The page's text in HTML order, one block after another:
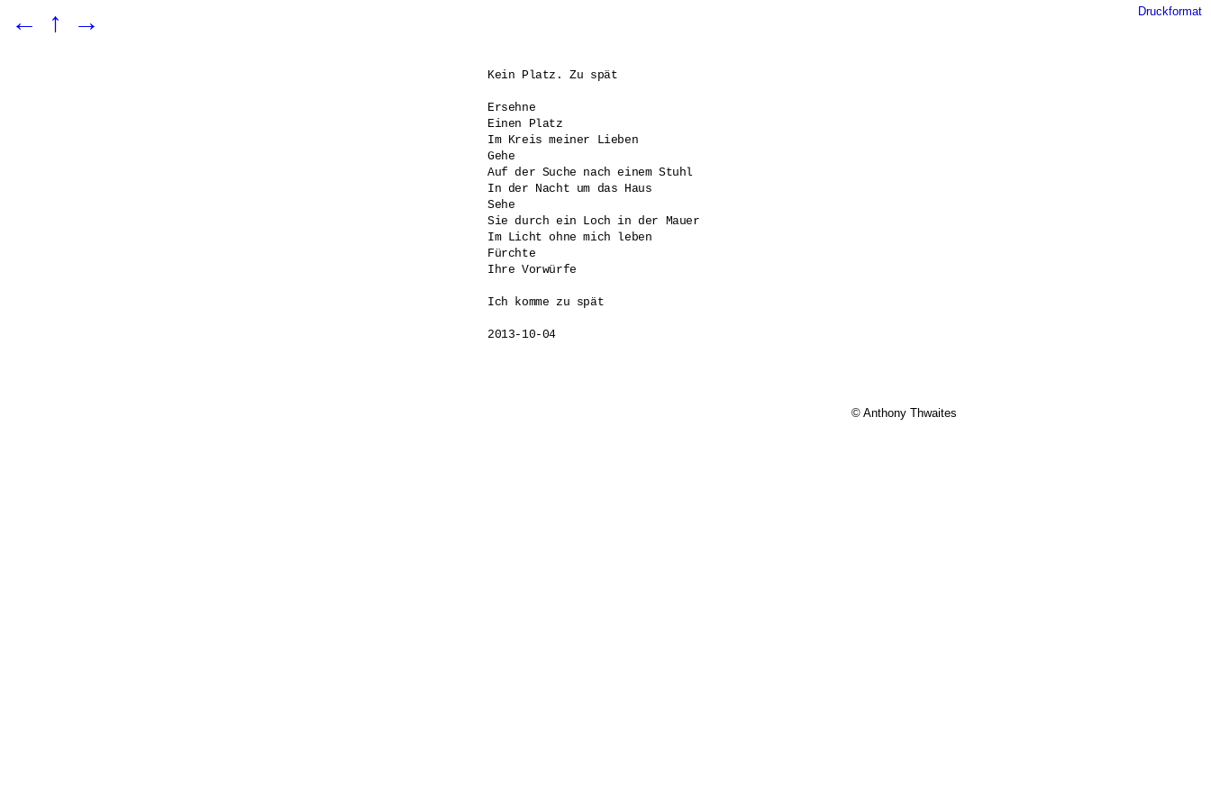
← ↑ → Druckformat
Kein Platz. Zu spät
Ersehne
Einen Platz
Im Kreis meiner Lieben
Gehe
Auf der Suche nach einem Stuhl
In der Nacht um das Haus
Sehe
Sie durch ein Loch in der Mauer
Im Licht ohne mich leben
Fürchte
Ihre Vorwürfe
Ich komme zu spät
2013-10-04
© Anthony Thwaites